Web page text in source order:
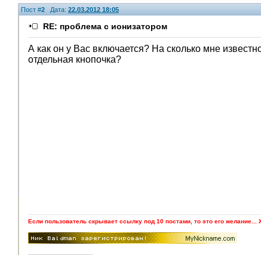
Пост #2 Дата: 22.03.2012 18:05
RE: проблема с ионизатором
А как он у Вас включается? На сколько мне
отдельная кнопочка?
Если пользователь скрывает ссылку под 10 постами, то это его желание...